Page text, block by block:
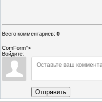
Всего комментариев: 0
ComForm">
Войдите:
Отправить